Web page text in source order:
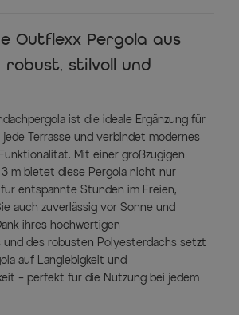
Outflexx Pergola aus
robust, stilvoll und
ist die ideale Ergänzung für
Terrasse und verbindet modernes
Mit einer großzügigen
m bietet diese Pergola nicht nur
entspannte Stunden im Freien,
auch zuverlässig vor Sonne und
ihres hochwertigen
und des robusten Polyesterdachs setzt
auf Langlebigkeit und
– perfekt für die Nutzung bei jedem